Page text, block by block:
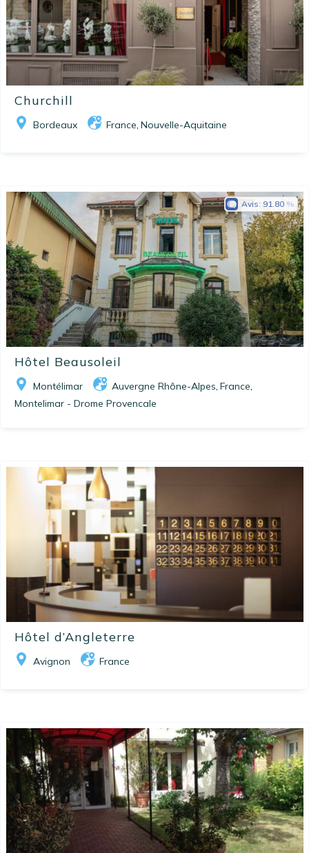
Churchill
Bordeaux France, Nouvelle-Aquitaine
Hôtel Beausoleil
Montélimar Auvergne Rhône-Alpes, France,
Montelimar - Drome Provencale
Avis: 91.80
Hôtel d’Angleterre
Avignon France